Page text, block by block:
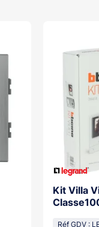
Kit Villa
Réf GDV :